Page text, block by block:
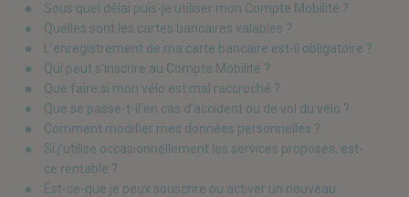
Sous quel délai puis-je utiliser mon Compte Mobilité ?
Quelles sont les cartes bancaires valables ?
L’enregistrement de ma carte bancaire est-il obligatoire ?
Qui peut s'inscrire au Compte Mobilité ?
Que faire si mon vélo est mal raccroché ?
Que se passe-t-il en cas d’accident ou de vol du vélo ?
Comment modifier mes données personnelles ?
Si j’utilise occasionnellement les services proposés, est-
ce rentable ?
Est-ce-que je peux souscrire ou activer un nouveau